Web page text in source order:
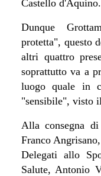
Castello d'Aquino.
Dunque
protetta", questo
altri quattro
soprattutto va a
luogo quale in
"sensibile", visto
Alla consegna
Franco
Delegati allo
Salute, Antonio